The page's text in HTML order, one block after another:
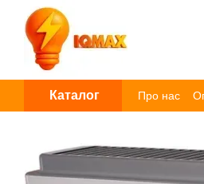
Перейти до основного контенту
Каталог Про нас
Договір